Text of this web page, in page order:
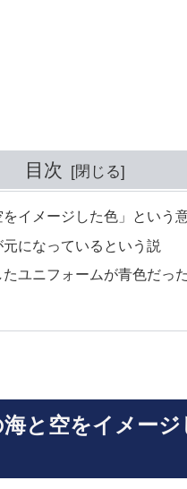
目次
をイメージした色」という
になっているという説
ユニフォームが青色だっ
海と空をイメー